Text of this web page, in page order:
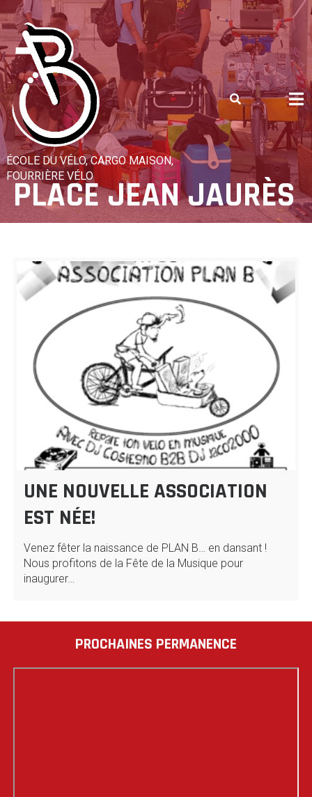
Skip
to
content
ÉCOLE DU VÉLO, CARGO MAISON,
FOURRIÈRE VÉLO
PLACE JEAN JAURÈS
UNE NOUVELLE ASSOCIATION
EST NÉE!
Venez fêter la naissance de PLAN B… en dansant !
Nous profitons de la Fête de la Musique pour
inaugurer…
PROCHAINES PERMANENCE